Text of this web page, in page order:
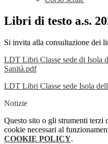
Libri di testo a.s.
Si invita alla consultazione dei
LDT Libri Classe sede di Isola
Sanità.pdf
LDT Libri Classe sede Isola
Notizie
Questo sito o gli strumenti terzi
cookie necessari al
COOKIE POLICY.